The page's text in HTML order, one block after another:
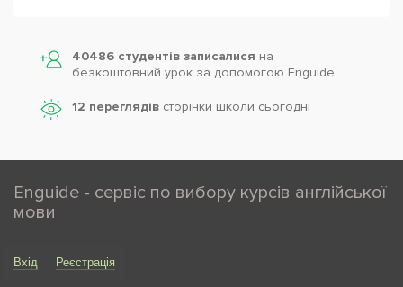
40486 студентів записалися на
безкоштовний урок за допомогою Enguide
12 переглядів сторінки школи cьогодні
Enguide - сервіс по вибору курсів англійської
мови
Вхід Реєстрація